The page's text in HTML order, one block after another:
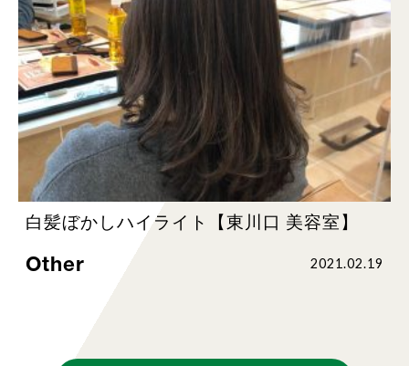
白髪ぼかしハイライト【東川口 美容室】
Other 2021.02.19